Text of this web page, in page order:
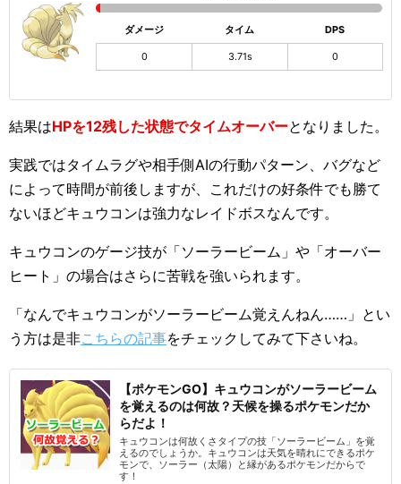
ダメージ タイム DPS
0 3.71s 0
結果はHPを12残した状態でタイムオーバーとなりました。
実践ではタイムラグや相手側AIの行動パターン、バグなど
によって時間が前後しますが、これだけの好条件でも勝て
ないほどキュウコンは強力なレイドボスなんです。
キュウコンのゲージ技が「ソーラービーム」や「オーバー
ヒート」の場合はさらに苦戦を強いられます。
「なんでキュウコンがソーラービーム覚えんねん……」とい
う方は是非こちらの記事をチェックしてみて下さいね。
【ポケモンGO】キュウコンがソーラービーム
を覚えるのは何故？天候を操るポケモンだか
らだよ！
キュウコンは何故くさタイプの技「ソーラービーム」を覚
えるのでしょうか。キュウコンは天気を晴れにできるポケ
モンで、ソーラー（太陽）と縁があるポケモンだからで
す！